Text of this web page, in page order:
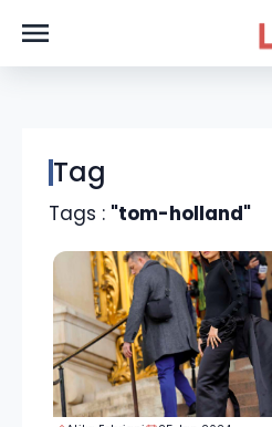
Tag
Tags : "tom-holland"